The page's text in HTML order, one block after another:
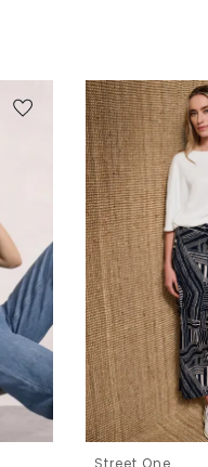
Street One